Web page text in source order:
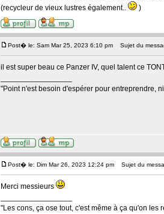
(recycleur de vieux lustres également..
)
Post� le: Sam Mar 25, 2023 6:10 pm Sujet du
il est super beau ce Panzer IV, quel talent ce
"Point n'est besoin d'espérer pour entreprendre,
Post� le: Dim Mar 26, 2023 12:24 pm Sujet du
Merci messieurs
"Les cons, ça ose tout, c'est même à ça qu'on les